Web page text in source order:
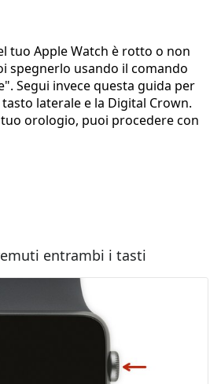
tuo Apple Watch è rotto o non
spegnerlo usando il comando
Segui invece questa guida per
laterale e la Digital Crown.
orologio, puoi procedere con
entrambi i tasti